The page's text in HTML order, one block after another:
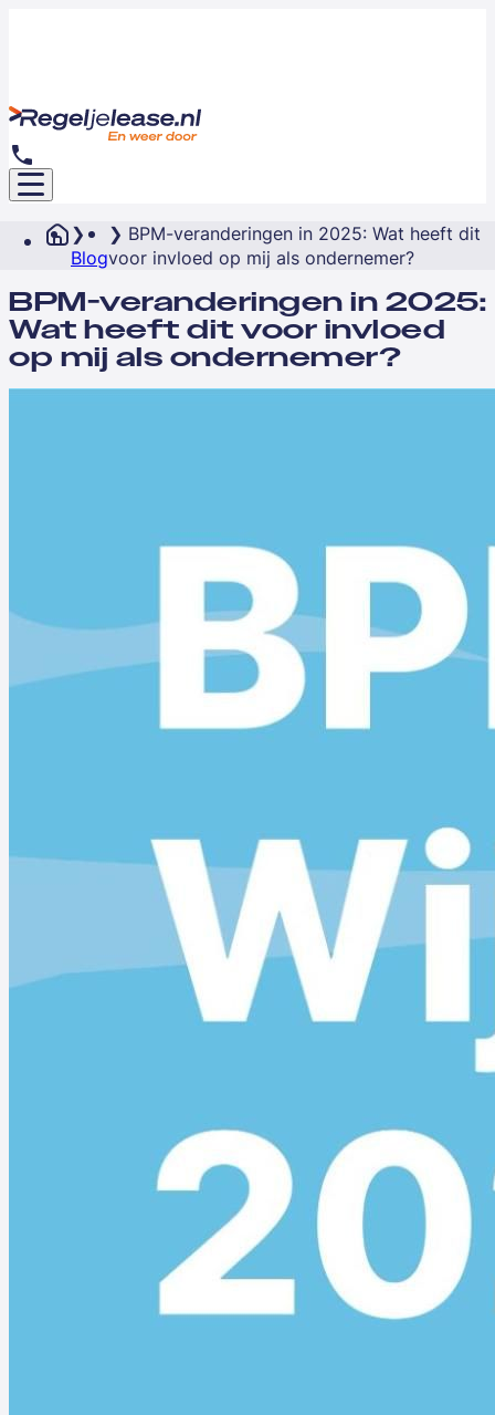
Blog
BPM-veranderingen in 2025: Wat heeft dit
voor invloed op mij als ondernemer?
BPM-veranderingen in 2025:
Wat heeft dit voor invloed
op mij als ondernemer?